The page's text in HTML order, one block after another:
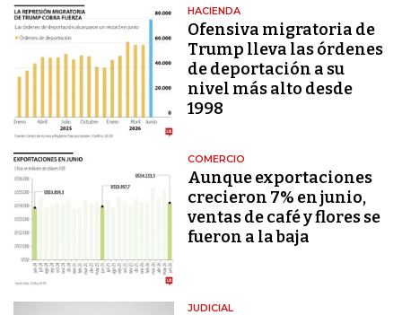
HACIENDA
Ofensiva migratoria de
Trump lleva las órdenes
de deportación a su
nivel más alto desde
1998
COMERCIO
Aunque exportaciones
crecieron 7% en junio,
ventas de café y flores se
fueron a la baja
JUDICIAL